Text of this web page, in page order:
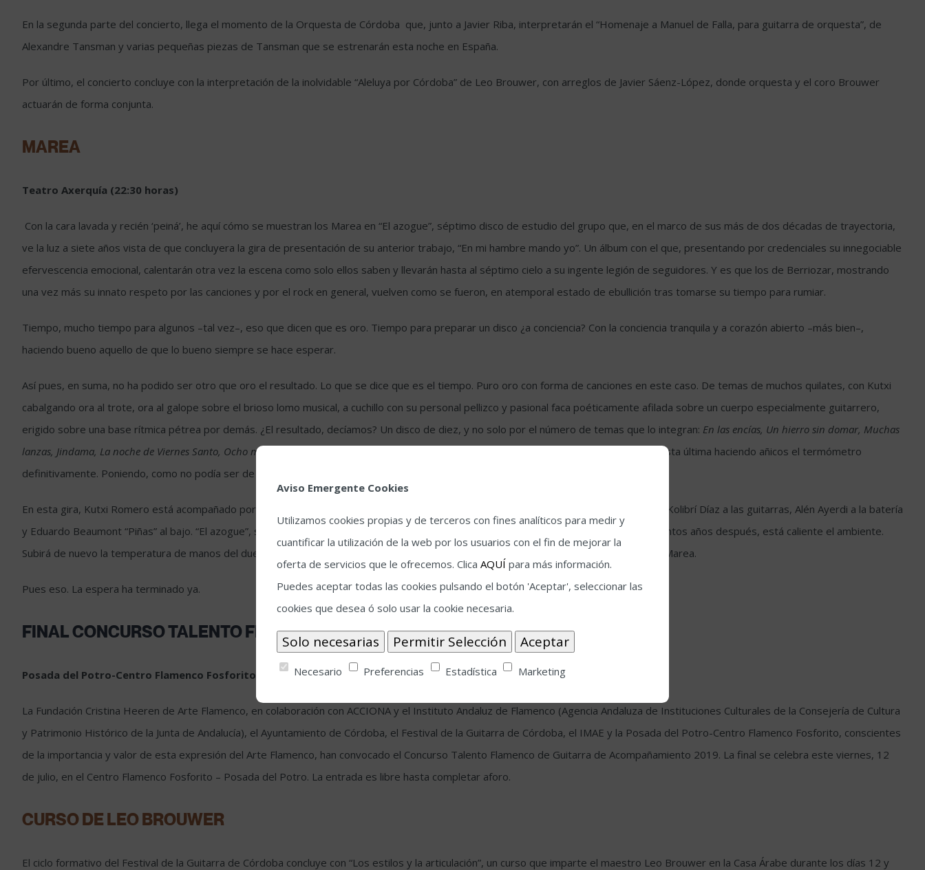
En la segunda parte del concierto, llega el momento de la Orquesta de Córdoba que, junto a Javier Riba, interpretarán el “Homenaje a Manuel de Falla, para guitarra de orquesta”, de
Alexandre Tansman y varias pequeñas piezas de Tansman que se estrenarán esta noche en España.
Por último, el concierto concluye con la interpretación de la inolvidable “Aleluya por Córdoba” de Leo Brouwer, con arreglos de Javier Sáenz-López, donde orquesta y el coro Brouwer
actuarán de forma conjunta.
MAREA
Teatro Axerquía (22:30 horas)
Con la cara lavada y recién ‘peiná’, he aquí cómo se muestran los Marea en “El azogue”, séptimo disco de estudio del grupo que, en el marco de sus más de dos décadas de trayectoria,
ve la luz a siete años vista de que concluyera la gira de presentación de su anterior trabajo, “En mi hambre mando yo”. Un álbum con el que, presentando por credenciales su innegociable
efervescencia emocional, calentarán otra vez la escena como solo ellos saben y llevarán hasta al séptimo cielo a su ingente legión de seguidores. Y es que los de Berriozar, mostrando
una vez más su innato respeto por las canciones y por el rock en general, vuelven como se fueron, en atemporal estado de ebullición tras tomarse su tiempo para rumiar.
Tiempo, mucho tiempo para algunos –tal vez–, eso que dicen que es oro. Tiempo para preparar un disco ¿a conciencia? Con la conciencia tranquila y a corazón abierto –más bien–,
haciendo bueno aquello de que lo bueno siempre se hace esperar.
Así pues, en suma, no ha podido ser otro que oro el resultado. Lo que se dice que es el tiempo. Puro oro con forma de canciones en este caso. De temas de muchos quilates, con Kutxi
cabalgando ora al trote, ora al galope sobre el brioso lomo musical, a cuchillo con su personal pellizco y pasional faca poéticamente afilada sobre un cuerpo especialmente guitarrero,
erigido sobre una base rítmica pétrea por demás. ¿El resultado, decíamos? Un disco de diez, y no solo por el número de temas que lo integran: En las encías, Un hierro sin domar, Muchas
lanzas, Jindama, La noche de Viernes Santo, Ocho mares, Copla del precipicio, El temblor, Pájaros viejos y Pecadores, con “Piñas”
a la voz en esta última haciendo añicos el termómetro
definitivamente. Poniendo, como no podía ser de otro modo, áureo broche final.
En esta gira, Kutxi Romero está acompañado por su banda de siempre, por aquella que se formó en un ya lejano 1997: César Ramallo y Kolibrí Díaz a las guitarras, Alén Ayerdi a la batería
y Eduardo Beaumont “Piñas” al bajo. “El azogue”, suma y sigue, una nueva muesca en el revólver… Se dispara nuevamente el mercurio tantos años después, está caliente el ambiente.
Subirá de nuevo la temperatura de manos del duende de Kutxi, hierro sin domar de salud artística de hierro. Bueno, la temperatura y la Marea.
Pues eso. La espera ha terminado ya.
FINAL CONCURSO TALENTO FLAMENCO GUITARRA ACOMPAÑAMIENTO
Posada del Potro-Centro Flamenco Fosforito (20:30 horas)
La Fundación Cristina Heeren de Arte Flamenco, en colaboración con ACCIONA y el Instituto Andaluz de Flamenco (Agencia Andaluza de Instituciones Culturales de la Consejería de Cultura
y Patrimonio Histórico de la Junta de Andalucía), el Ayuntamiento de Córdoba, el Festival de la Guitarra de Córdoba, el IMAE y la Posada del Potro-Centro Flamenco Fosforito, conscientes
de la importancia y valor de esta expresión del Arte Flamenco, han convocado el Concurso Talento Flamenco de Guitarra de Acompañamiento 2019. La final se celebra este viernes, 12
de julio, en el Centro Flamenco Fosforito – Posada del Potro. La entrada es libre hasta completar aforo.
CURSO DE LEO BROUWER
El ciclo formativo del Festival de la Guitarra de Córdoba concluye con “Los estilos y la articulación”, un curso que imparte el maestro Leo Brouwer en la Casa Árabe durante los días 12 y
Aviso Emergente Cookies
Utilizamos cookies propias y de terceros con fines analíticos para medir y
cuantificar la utilización de la web por los usuarios con el fin de mejorar la
oferta de servicios que le ofrecemos. Clica AQUÍ para más información.
Puedes aceptar todas las cookies pulsando el botón 'Aceptar', seleccionar las
cookies que desea ó solo usar la cookie necesaria.
Necesario Preferencias Estadística Marketing